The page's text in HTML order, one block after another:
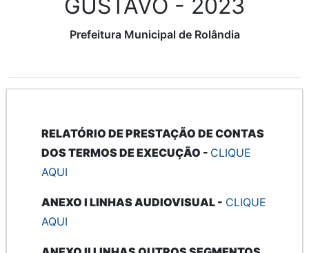
GUSTAVO - 2023
Prefeitura Municipal de Rolândia
RELATÓRIO DE PRESTAÇÃO DE CONTAS
DOS TERMOS DE EXECUÇÃO - CLIQUE
AQUI
ANEXO I LINHAS AUDIOVISUAL - CLIQUE
AQUI